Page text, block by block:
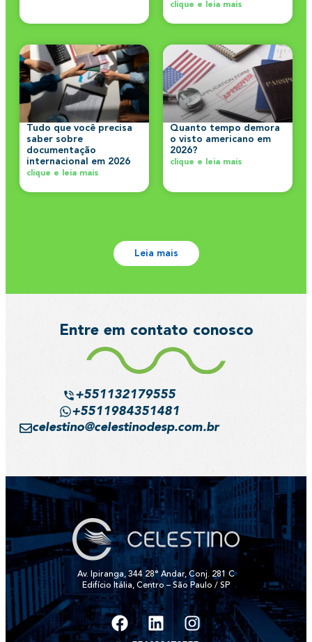
clique e leia mais
Tudo que você precisa
saber sobre
documentação
internacional em 2026
clique e leia mais
Quanto tempo demora
o visto americano em
2026?
clique e leia mais
Leia mais
Entre em contato conosco
+551132179555
+5511984351481
celestino@celestinodesp.com.br
Av. Ipiranga, 344 28° Andar, Conj. 281 C
Edifício Itália, Centro – São Paulo / SP